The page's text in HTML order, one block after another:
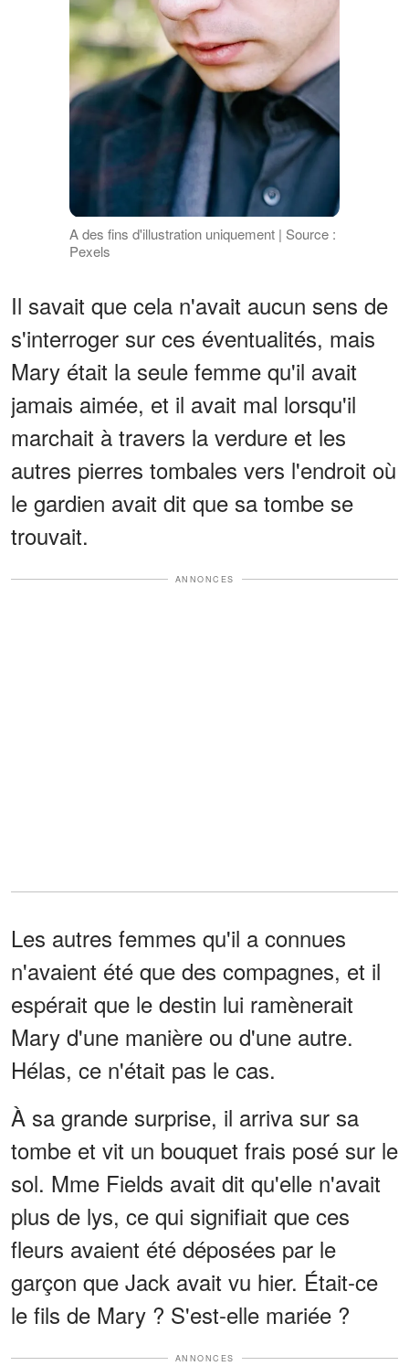
A des fins d'illustration uniquement | Source :
Pexels
Il savait que cela n'avait aucun sens de
s'interroger sur ces éventualités, mais
Mary était la seule femme qu'il avait
jamais aimée, et il avait mal lorsqu'il
marchait à travers la verdure et les
autres pierres tombales vers l'endroit où
le gardien avait dit que sa tombe se
trouvait.
ANNONCES
Les autres femmes qu'il a connues
n'avaient été que des compagnes, et il
espérait que le destin lui ramènerait
Mary d'une manière ou d'une autre.
Hélas, ce n'était pas le cas.
À sa grande surprise, il arriva sur sa
tombe et vit un bouquet frais posé sur le
sol. Mme Fields avait dit qu'elle n'avait
plus de lys, ce qui signifiait que ces
fleurs avaient été déposées par le
garçon que Jack avait vu hier. Était-ce
le fils de Mary ? S'est-elle mariée ?
ANNONCES